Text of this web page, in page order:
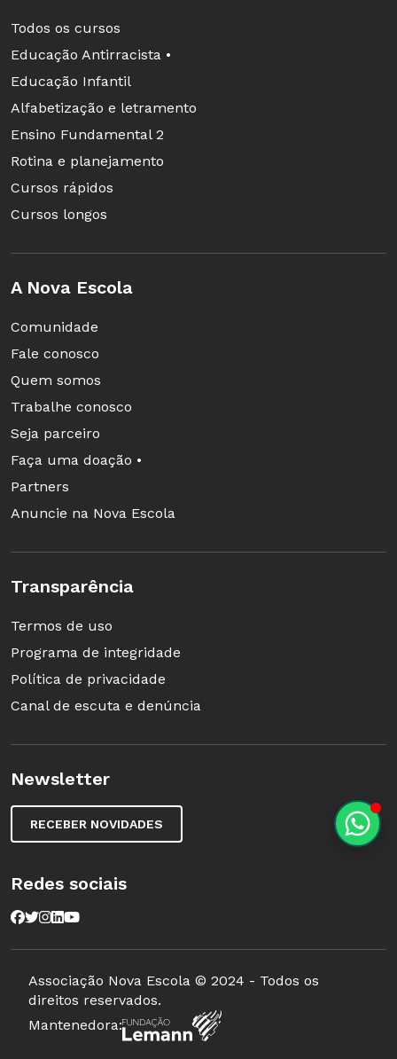
Todos os cursos
Educação Antirracista •
Educação Infantil
Alfabetização e letramento
Ensino Fundamental 2
Rotina e planejamento
Cursos rápidos
Cursos longos
A Nova Escola
Comunidade
Fale conosco
Quem somos
Trabalhe conosco
Seja parceiro
Faça uma doação •
Partners
Anuncie na Nova Escola
Transparência
Termos de uso
Programa de integridade
Política de privacidade
Canal de escuta e denúncia
Newsletter
RECEBER NOVIDADES
Redes sociais
Associação Nova Escola © 2024 - Todos os
direitos reservados.
Mantenedora: